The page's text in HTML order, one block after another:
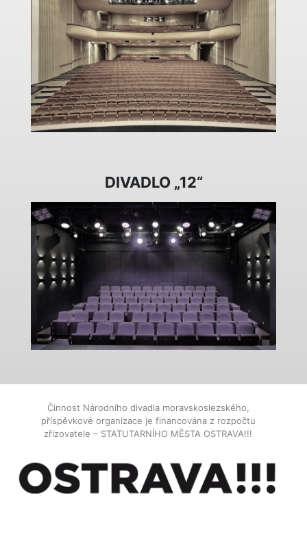
DIVADLO „12“
Činnost Národního divadla moravskoslezského,
příspěvkové organizace je financována z rozpočtu
zřizovatele – STATUTARNÍHO MĚSTA OSTRAVA!!!